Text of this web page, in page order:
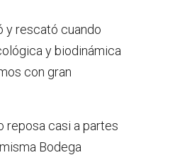
y rescató cuando
y biodinámica
con gran
reposa casi a partes
Bodega